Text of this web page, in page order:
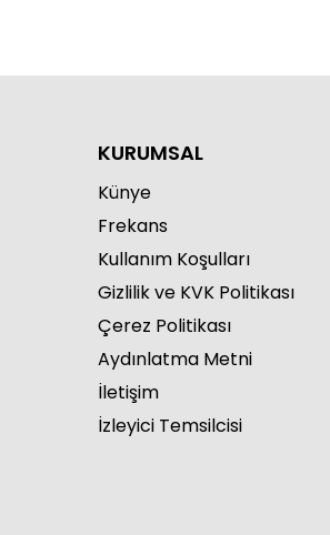
KURUMSAL
Künye
Frekans
Kullanım Koşulları
Gizlilik ve KVK Politikası
Çerez Politikası
Aydınlatma Metni
İletişim
İzleyici Temsilcisi